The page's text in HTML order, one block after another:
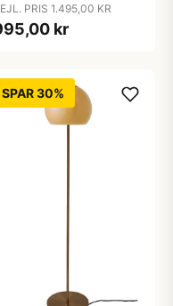
PRIS 1.495,00 KR
kr
SPAR 30%